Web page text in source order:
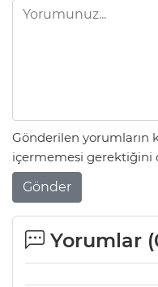
Gönderilen yorumların
içermemesi gerektiğini
Gönder
Yorumlar (